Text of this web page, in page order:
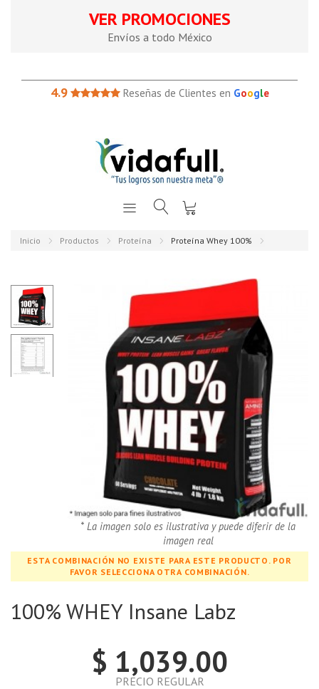
VER PROMOCIONES
Envíos a todo México
4.9 Reseñas de Clientes en Google
Inicio Productos Proteína Proteína Whey 100%
* La imagen solo es ilustrativa y puede diferir de la
imagen real
ESTA COMBINACIÓN NO EXISTE PARA ESTE PRODUCTO. POR
FAVOR SELECCIONA OTRA COMBINACIÓN.
100% WHEY Insane Labz
$ 1,039.00
PRECIO REGULAR